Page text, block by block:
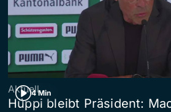
4 Min
Aktuell
Hüppi bleibt Präsident: